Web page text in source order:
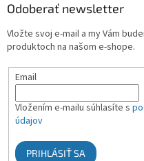
Odoberať newsletter
Vložte svoj e-mail a my Vám
produktoch na našom e-shope.
Email
Vložením e-mailu súhlasíte s
údajov
PRIHLÁSIŤ SA